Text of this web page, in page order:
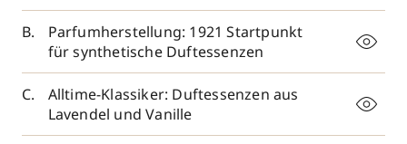
Parfumherstellung: 1921 Startpunkt
für synthetische Duftessenzen
Alltime-Klassiker: Duftessenzen aus
Lavendel und Vanille